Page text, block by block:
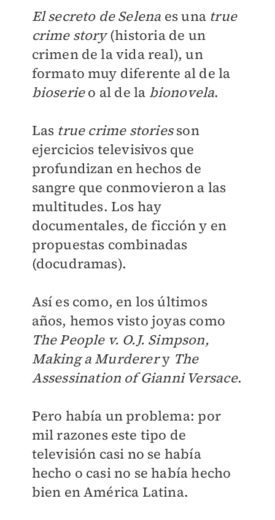
El secreto de Selena es una true
crime story(historia de un
crimen de la vida real), un
formato muy diferente al de la
bioserieo al de la bionovela.
Las true crime storiesson
ejercicios televisivos que
profundizan en hechos de
sangre que conmovieron a las
multitudes. Los hay
documentales, de ficción y en
propuestas combinadas
(docudramas).
Así es como, en los últimos
años, hemos visto joyas como
The People v. O.J. Simpson,
Making a Murderery The
Assessination of Gianni Versace.
Pero había un problema: por
mil razones este tipo de
televisión casi no se había
hecho o casi no se había hecho
bien en América Latina.